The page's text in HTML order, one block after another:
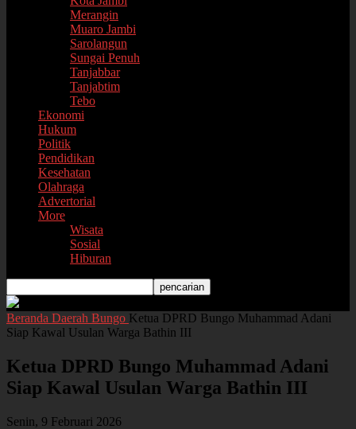
Merangin
Muaro Jambi
Sarolangun
Sungai Penuh
Tanjabbar
Tanjabtim
Tebo
Ekonomi
Hukum
Politik
Pendidikan
Kesehatan
Olahraga
Advertorial
More
Wisata
Sosial
Hiburan
Beranda Daerah Bungo Ketua DPRD Bungo Muhammad Adani
Siap Kawal Usulan Warga Bathin III
Ketua DPRD Bungo Muhammad Adani
Siap Kawal Usulan Warga Bathin III
Senin, 9 Februari 2026